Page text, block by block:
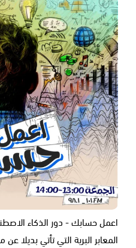
اعمل حسابك - دور الذكاء
المعابر البرية التي تأتي بديلا عن مضيق